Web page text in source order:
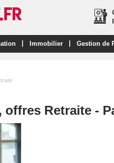
Immobilier Gestion de
Retraite -